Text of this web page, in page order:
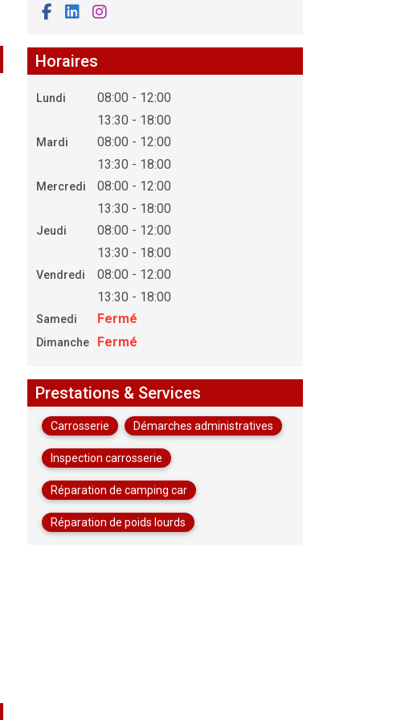
Horaires
Lundi
08:00 - 12:00
13:30 - 18:00
Mardi
08:00 - 12:00
13:30 - 18:00
Mercredi
08:00 - 12:00
13:30 - 18:00
Jeudi
08:00 - 12:00
13:30 - 18:00
Vendredi
08:00 - 12:00
13:30 - 18:00
Samedi Fermé
Dimanche Fermé
Prestations & Services
Carrosserie Démarches administratives
Inspection carrosserie
Réparation de camping car
Réparation de poids lourds